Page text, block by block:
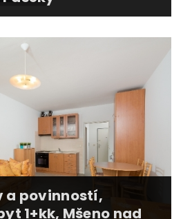
majitele (plná moc)
úschova kupní ceny
kupujícímu
a povinností,
1+kk, Mšeno nad